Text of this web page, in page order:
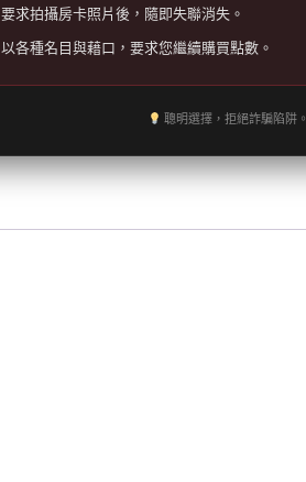
要求拍攝房卡照片後，隨即失聯消失。
以各種名目與藉口，要求您繼續購買點數。
聰明選擇，拒絕詐騙陷阱。